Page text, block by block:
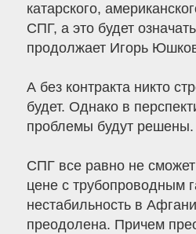
катарского,
СПГ, а это будет
продолжает Игорь
А без контракта никто
будет. Однако в
проблемы будут решены.
СПГ все равно не сможет
цене с трубопроводным
нестабильность в
преодолена. Причем